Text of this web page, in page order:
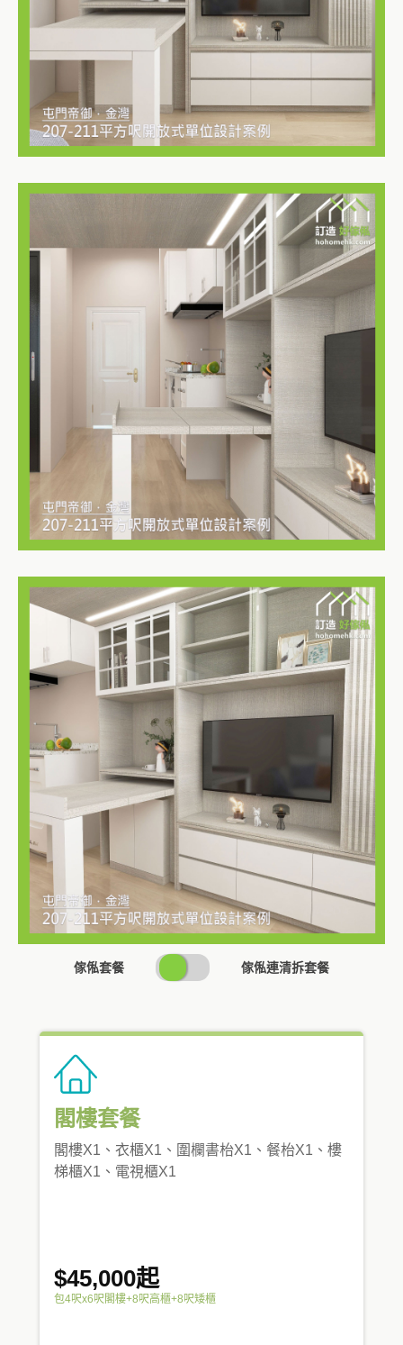
傢俬套餐
SWITCH
PRICING
傢俬連清拆套餐
閣樓套餐
閣樓X1、衣櫃X1、圍欄書枱X1、餐枱X1、樓
梯櫃X1、電視櫃X1
$45,000起
包4呎x6呎閣樓+8呎高櫃+8呎矮櫃